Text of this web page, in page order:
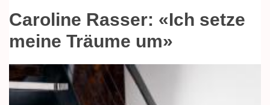
Caroline Rasser: «Ich setze
meine Träume um»